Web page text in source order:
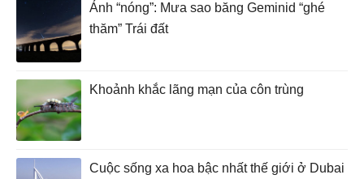
Ảnh “nóng”: Mưa sao băng Geminid “ghé
thăm” Trái đất
Khoảnh khắc lãng mạn của côn trùng
Cuộc sống xa hoa bậc nhất thế giới ở Dubai